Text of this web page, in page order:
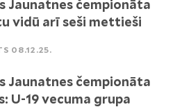
Jaunatnes čempionāta
vidū arī seši mettieši
08.12.25.
Jaunatnes čempionāta
U-19 vecuma grupa